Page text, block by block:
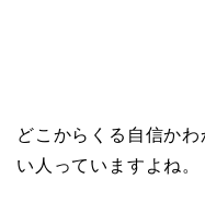
どこからくる自信か
い人っていますよね。